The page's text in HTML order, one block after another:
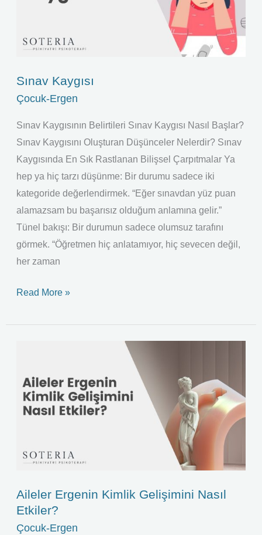
Sınav Kaygısı
Çocuk-Ergen
Sınav Kaygısının Belirtileri Sınav Kaygısı Nasıl Başlar?
Sınav Kaygısını Oluşturan Düşünceler Nelerdir? Sınav
Kaygısında En Sık Rastlanan Bilişsel Çarpıtmalar Ya
hep ya hiç tarzı düşünme: Bir durumu sadece iki
kategoride değerlendirmek. “Eğer sınavdan yüz puan
alamazsam bu başarısız olduğum anlamına gelir.”
Tünel bakışı: Bir durumun sadece olumsuz tarafını
görmek. “Öğretmen hiç anlatamıyor, hiç sevecen değil,
her zaman
Read More »
Aileler Ergenin Kimlik Gelişimini Nasıl
Etkiler?
Çocuk-Ergen
Kimlik
Gelişimini
Nasıl